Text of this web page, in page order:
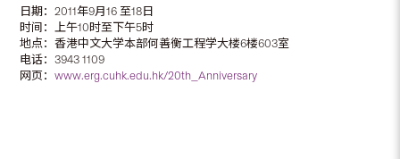
日期：2011年9月16 至18日
时间：上午10时至下午5时
地点：香港中文大学本部何善衡工程学大楼6楼603室
电话：3943 1109
网页：www.erg.cuhk.edu.hk/20th_Anniversary